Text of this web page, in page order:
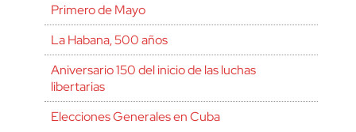
Primero de Mayo
La Habana, 500 años
Aniversario 150 del inicio de las luchas
libertarias
Elecciones Generales en Cuba